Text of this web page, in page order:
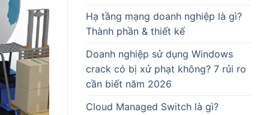
Hạ tầng mạng doanh nghiệp là gì?
Thành phần & thiết kế
Doanh nghiệp sử dụng Windows
crack có bị xử phạt không? 7 rủi ro
cần biết năm 2026
Cloud Managed Switch là gì?